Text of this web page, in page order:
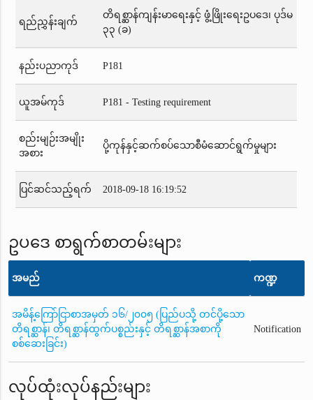
ရည်ညွှန်းချက်
တိရစ္ဆာန်ကျန်းမာရေးနှင့် ဖွံ့ဖြိုးရေးဥပဒေ၊ ပုဒ်မ
၃၃ (ခ)
နည်းပညာကုဒ် P181
ယူအမ်ကုဒ် P181 - Testing requirement
စည်းမျဉ်းအမျိုး
အစား
ပို့ကုန်နှင့်ဆက်စပ်သောစီမံဆောင်ရွက်မှုများ
ပြင်ဆင်သည့်ရက် 2018-09-18 16:19:52
ဥပဒေ စာရွက်စာတမ်းများ
အမည် ကဏ္ဍ
အမိန့်ကြော်ငြာစာအမှတ် ၁၆/၂၀၀၅ (ပြည်ပသို့ တင်ပို့သော
တိရစ္ဆာန်၊ တိရစ္ဆာန်ထွက်ပစ္စည်းနှင့် တိရစ္ဆာန်အစာကို
စစ်ဆေးခြင်း)
Notification
လုပ်ထုံးလုပ်နည်းများ